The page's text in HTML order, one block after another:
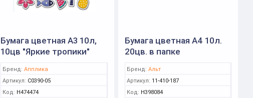
Бумага цветная А3 10л,
10цв "Яркие тропики"
(Апплика)
Бренд: Апплика
Артикул: С0390-05
Код: Н474474
Бумага цветная А4 10л.
20цв. в папке
ТАЙМ" 2 вида (Альт)
Бренд: Альт
Артикул: 11-410-187
Код: Н398084